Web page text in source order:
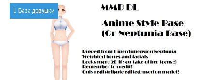
База девушки